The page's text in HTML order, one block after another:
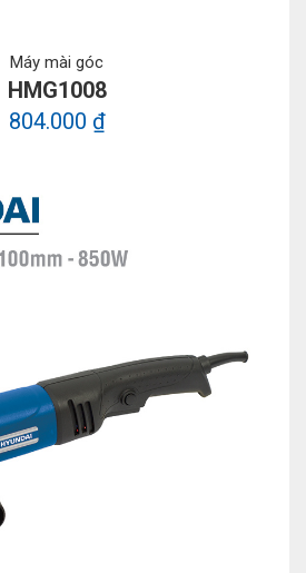
Máy mài góc
HMG1008
804.000 ₫